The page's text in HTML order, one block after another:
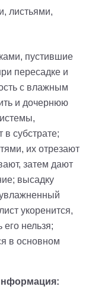
листьями,
пустившие
пересадке и
с влажным
и дочернюю
в субстрате;
их отрезают
затем дают
высадку
укоренится,
его нельзя;
в основном